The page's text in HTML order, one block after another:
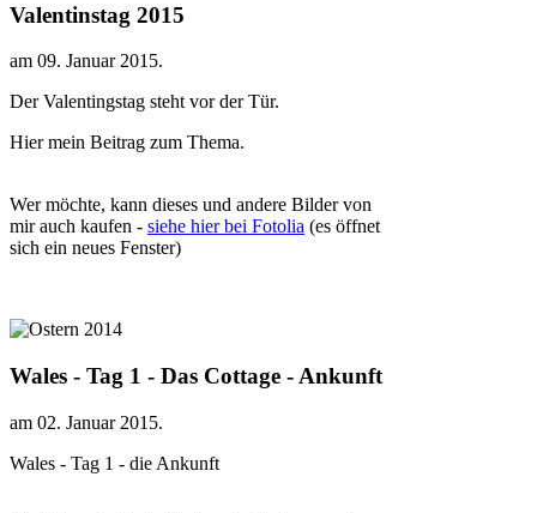
Valentinstag 2015
am 09. Januar 2015.
Der Valentingstag steht vor der Tür.
Hier mein Beitrag zum Thema.
Wer möchte, kann dieses und andere Bilder von
mir auch kaufen - siehe hier bei Fotolia (es öffnet
sich ein neues Fenster)
Wales - Tag 1 - Das Cottage - Ankunft
am 02. Januar 2015.
Wales - Tag 1 - die Ankunft